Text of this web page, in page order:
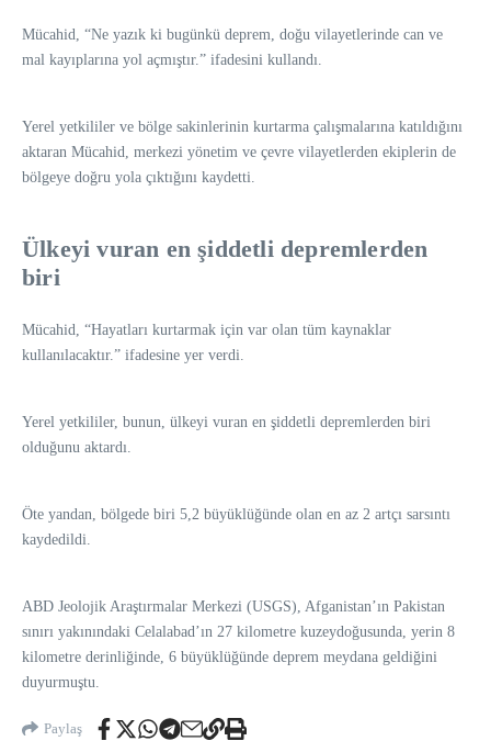
Mücahid, “Ne yazık ki bugünkü deprem, doğu vilayetlerinde can ve
mal kayıplarına yol açmıştır.” ifadesini kullandı.
Yerel yetkililer ve bölge sakinlerinin kurtarma çalışmalarına katıldığını
aktaran Mücahid, merkezi yönetim ve çevre vilayetlerden ekiplerin de
bölgeye doğru yola çıktığını kaydetti.
Ülkeyi vuran en şiddetli depremlerden
biri
Mücahid, “Hayatları kurtarmak için var olan tüm kaynaklar
kullanılacaktır.” ifadesine yer verdi.
Yerel yetkililer, bunun, ülkeyi vuran en şiddetli depremlerden biri
olduğunu aktardı.
Öte yandan, bölgede biri 5,2 büyüklüğünde olan en az 2 artçı sarsıntı
kaydedildi.
ABD Jeolojik Araştırmalar Merkezi (USGS), Afganistan’ın Pakistan
sınırı yakınındaki Celalabad’ın 27 kilometre kuzeydoğusunda, yerin 8
kilometre derinliğinde, 6 büyüklüğünde deprem meydana geldiğini
duyurmuştu.
Paylaş